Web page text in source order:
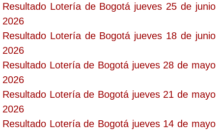
Resultado Lotería de Bogotá jueves 25 de junio
2026
Resultado Lotería de Bogotá jueves 18 de junio
2026
Resultado Lotería de Bogotá jueves 28 de mayo
2026
Resultado Lotería de Bogotá jueves 21 de mayo
2026
Resultado Lotería de Bogotá jueves 14 de mayo